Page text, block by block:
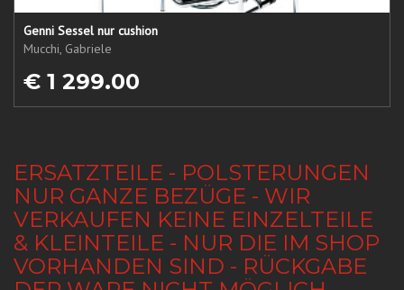
Genni Sessel nur cushion
Mucchi, Gabriele
€ 1 299.00
ERSATZTEILE - POLSTERUNGEN
NUR GANZE BEZÜGE - WIR
VERKAUFEN KEINE EINZELTEILE
& KLEINTEILE - NUR DIE IM SHOP
VORHANDEN SIND - RÜCKGABE